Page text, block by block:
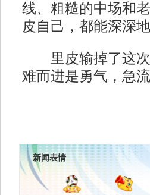
线、粗糙的中场和
皮自己，都能深深
里皮输掉了这次
难而进是勇气，急
新闻表情